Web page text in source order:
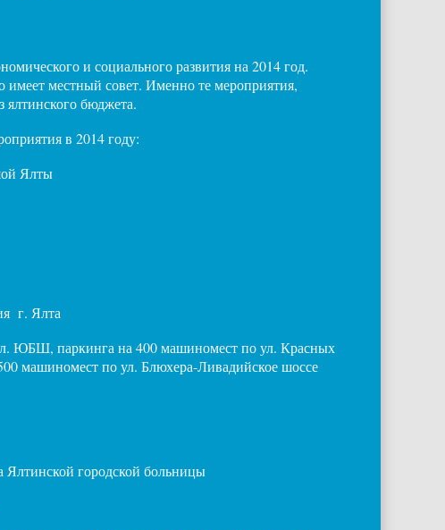
и социального развития на 2014 год.
местный совет. Именно те мероприятия,
бюджета.
в 2014 году:
Ялты
г. Ялта
ЮБШ, паркинга на 400 машиномест по ул. Красных
машиномест по ул. Блюхера-Ливадийское шоссе
Ялтинской городской больницы